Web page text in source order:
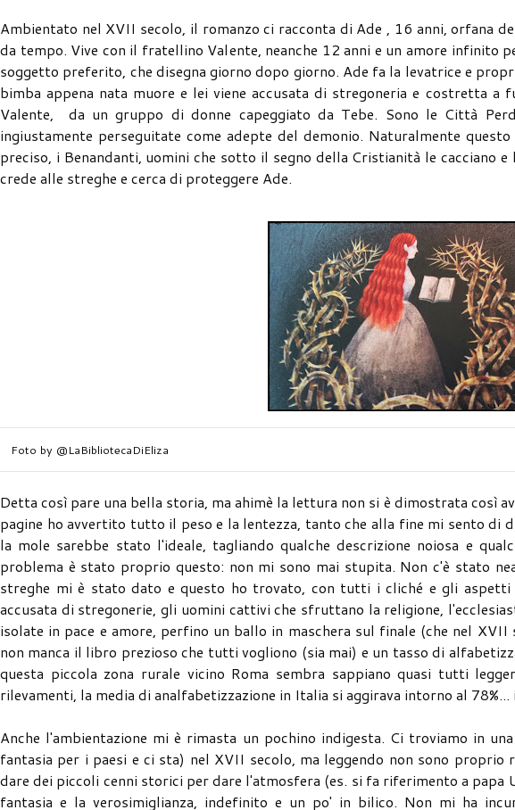
Ambientato nel XVII secolo, il romanzo ci racconta di Ade , 16 anni, orfana
da tempo. Vive con il fratellino Valente, neanche 12 anni e un amore infinito
soggetto preferito, che disegna giorno dopo giorno. Ade fa la levatrice e
bimba appena nata muore e lei viene accusata di stregoneria e costretta a
Valente, da un gruppo di donne capeggiato da Tebe. Sono le Città
ingiustamente perseguitate come adepte del demonio. Naturalmente
preciso, i Benandanti, uomini che sotto il segno della Cristianità le cacciano
crede alle streghe e cerca di proteggere Ade.
Foto by @LaBibliotecaDiEliza
Detta così pare una bella storia, ma ahimè la lettura non si è dimostrata così
pagine ho avvertito tutto il peso e la lentezza, tanto che alla fine mi sento di
la mole sarebbe stato l'ideale, tagliando qualche descrizione noiosa e
problema è stato proprio questo: non mi sono mai stupita. Non c'è stato
streghe mi è stato dato e questo ho trovato, con tutti i cliché e gli aspetti
accusata di stregonerie, gli uomini cattivi che sfruttano la religione,
isolate in pace e amore, perfino un ballo in maschera sul finale (che nel
non manca il libro prezioso che tutti vogliono (sia mai) e un tasso di
questa piccola zona rurale vicino Roma sembra sappiano quasi tutti
rilevamenti, la media di analfabetizzazione in Italia si aggirava intorno al
Anche l'ambientazione mi è rimasta un pochino indigesta. Ci troviamo in
fantasia per i paesi e ci sta) nel XVII secolo, ma leggendo non sono
dare dei piccoli cenni storici per dare l'atmosfera (es. si fa riferimento a papa
fantasia e la verosimiglianza, indefinito e un po' in bilico. Non mi ha